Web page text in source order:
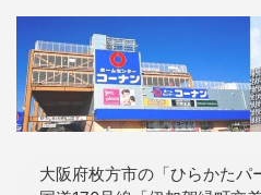
大阪府枚方市の「ひらかたパ